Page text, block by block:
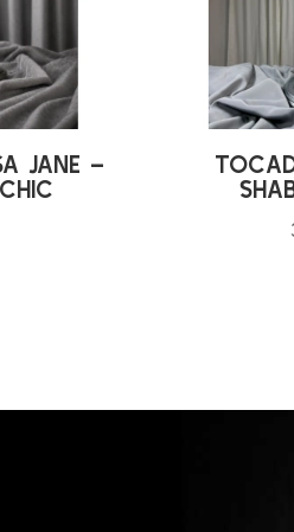
JANE –